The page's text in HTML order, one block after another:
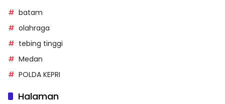
batam
olahraga
tebing tinggi
Medan
POLDA KEPRI
Halaman